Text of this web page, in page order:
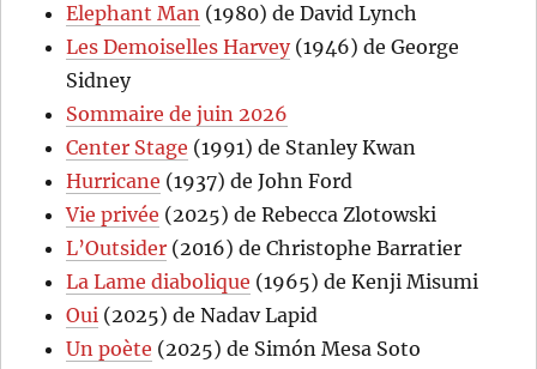
Elephant Man (1980) de David Lynch
Les Demoiselles Harvey(1946) de George
Sidney
Sommaire de juin 2026
Center Stage (1991) de Stanley Kwan
Hurricane (1937) de John Ford
Vie privée (2025) de Rebecca Zlotowski
L’Outsider (2016) de Christophe Barratier
La Lame diabolique (1965) de Kenji Misumi
Oui (2025) de Nadav Lapid
Un poète (2025) de Simón Mesa Soto